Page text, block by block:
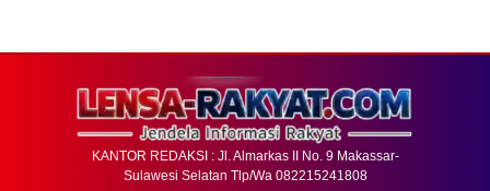
KANTOR REDAKSI : Jl. Almarkas II No. 9 Makassar-
Sulawesi Selatan Tlp/Wa 082215241808